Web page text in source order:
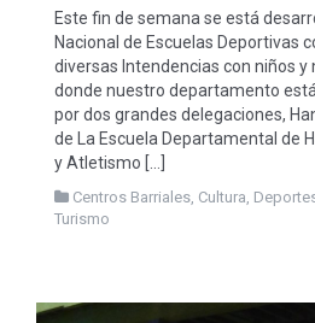
Este fin de semana se está
Nacional de Escuelas Deportivas
diversas Intendencias con niños y
donde nuestro departamento
por dos grandes delegaciones,
de La Escuela Departamental de
y Atletismo […]
Centros Barriales, Cultura,
Turismo